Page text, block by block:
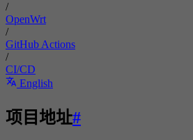
/
OpenWrt
/
GitHub Actions
/
CI/CD
English
项目地址#